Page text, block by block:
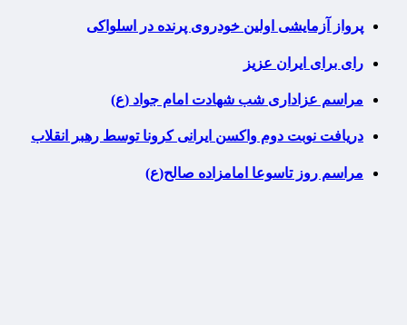
پرواز آزمایشی اولین خودروی پرنده در اسلواکی
رای برای ایران عزیز
مراسم عزاداری شب شهادت امام جواد (ع)
دریافت نوبت دوم واکسن ایرانی کرونا توسط رهبر انقلاب
مراسم روز تاسوعا امامزاده صالح(ع)